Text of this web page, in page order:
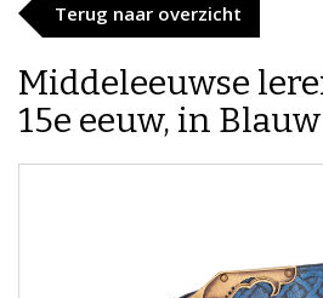
Terug naar overzicht
Middeleeuwse
15e eeuw, in Blauw